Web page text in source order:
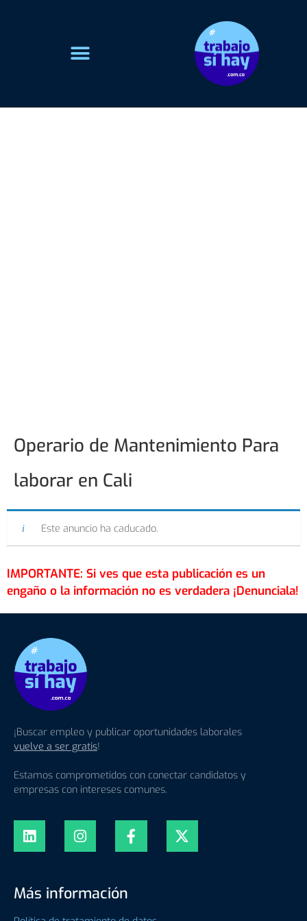
Operario de Mantenimiento Para
laborar en Cali
Este anuncio ha caducado.
¡Buscar empleo y publicar oportunidades laborales
vuelve a ser gratis!
Estamos comprometidos con conectar candidatos y
empresas con intereses comunes.
Más información